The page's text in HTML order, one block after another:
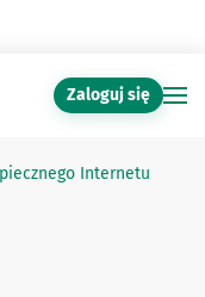
Zaloguj się
Internetu